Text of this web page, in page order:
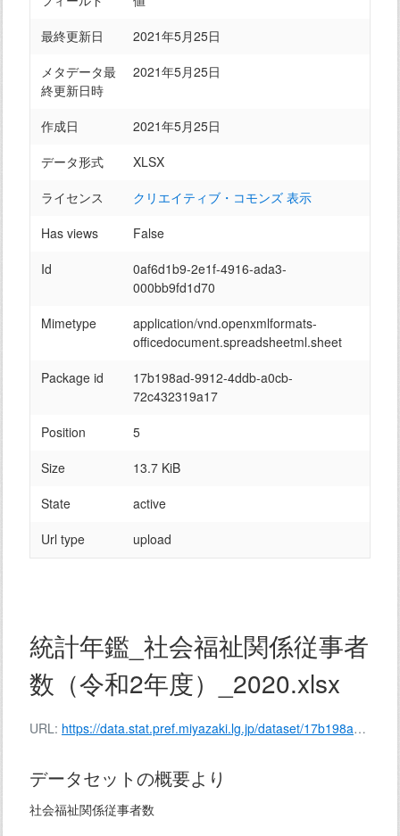
統計年鑑_社会福祉関係従事者
数（令和2年度）_2020.xlsx
URL: https://data.stat.pref.miyazaki.lg.jp/dataset/17b198ad-9912-4ddb-a0cb-72c432319a17/resource/0af6d1b9-2e1f-4916-ada3-000bb9fd1d70/download/137-182.xlsx
データセットの概要より
社会福祉関係従事者数
最終更新日
2021年5月25日
メタデータ最
終更新日時
2021年5月25日
作成日
2021年5月25日
データ形式
XLSX
ライセンス
クリエイティブ・コモンズ 表示
Has views
False
Id
0af6d1b9-2e1f-4916-ada3-
000bb9fd1d70
Mimetype
application/vnd.openxmlformats-
officedocument.spreadsheetml.sheet
Package id
17b198ad-9912-4ddb-a0cb-
72c432319a17
Position
5
Size
13.7 KiB
State
active
Url type
upload